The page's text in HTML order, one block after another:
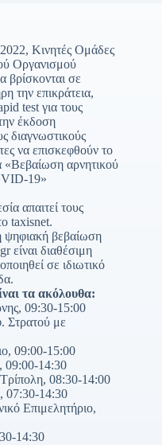
Κινητές Ομάδες
Οργανισμού
σε
την επικράτεια,
test για τους
έκδοση
διαγνωστικούς
να επισκεφθούν το
«Βεβαίωση αρνητικού
19»
απαιτεί τους
taxisnet.
ψηφιακή βεβαίωση
είναι διαθέσιμη
σε ιδιωτικό
τα ακόλουθα:
09:30-15:00
Στρατού με
09:00-15:00
09:00-14:30
08:30-14:00
07:30-14:30
Επιμελητήριο,
14:30